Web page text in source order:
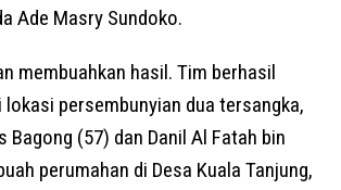
Ade Masry Sundoko.
membuahkan hasil. Tim berhasil
persembunyian dua tersangka,
Bagong (57) dan Danil Al Fatah bin
perumahan di Desa Kuala Tanjung,